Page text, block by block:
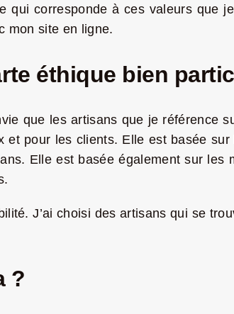
qui corresponde à ces valeurs que
mon site en ligne.
éthique bien
que les artisans que je référence
et pour les clients. Elle est basée
Elle est basée également sur
J’ai choisi des artisans qui se
?